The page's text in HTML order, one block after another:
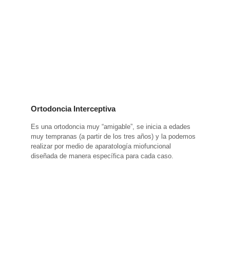
Ortodoncia Interceptiva
Es una ortodoncia muy “amigable”, se inicia a edades
muy tempranas (a partir de los tres años) y la podemos
realizar por medio de aparatología miofuncional
diseñada de manera específica para cada caso.